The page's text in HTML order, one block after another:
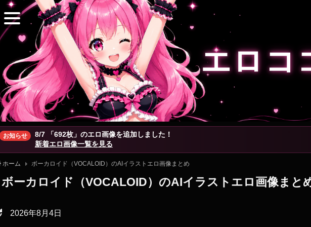
エロコ
お知らせ
8/7 「692枚」のエロ画像を追加しました！
新着エロ画像一覧を見る
ホーム ボーカロイド（VOCALOID）のAIイラストエロ画像まとめ
ボーカロイド（VOCALOID）のAIイラストエロ画像まと
2026年8月4日